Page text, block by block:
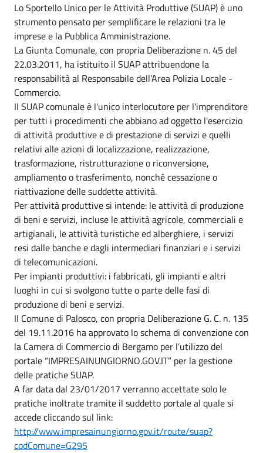
Lo Sportello Unico per le Attività Produttive (SUAP) è uno
strumento pensato per semplificare le relazioni tra le
imprese e la Pubblica Amministrazione.
La Giunta Comunale, con propria Deliberazione n. 45 del
22.03.2011, ha istituito il SUAP attribuendone la
responsabilità al Responsabile dell’Area Polizia Locale -
Commercio.
Il SUAP comunale è l'unico interlocutore per l'imprenditore
per tutti i procedimenti che abbiano ad oggetto l'esercizio
di attività produttive e di prestazione di servizi e quelli
relativi alle azioni di localizzazione, realizzazione,
trasformazione, ristrutturazione o riconversione,
ampliamento o trasferimento, nonché cessazione o
riattivazione delle suddette attività.
Per attività produttive si intende: le attività di produzione
di beni e servizi, incluse le attività agricole, commerciali e
artigianali, le attività turistiche ed alberghiere, i servizi
resi dalle banche e dagli intermediari finanziari e i servizi
di telecomunicazioni.
Per impianti produttivi: i fabbricati, gli impianti e altri
luoghi in cui si svolgono tutte o parte delle fasi di
produzione di beni e servizi.
Il Comune di Palosco, con propria Deliberazione G. C. n. 135
del 19.11.2016 ha approvato lo schema di convenzione con
la Camera di Commercio di Bergamo per l’utilizzo del
portale “IMPRESAINUNGIORNO.GOV.IT” per la gestione
delle pratiche SUAP.
A far data dal 23/01/2017 verranno accettate solo le
pratiche inoltrate tramite il suddetto portale al quale si
accede cliccando sul link:
http://www.impresainungiorno.gov.it/route/suap?
codComune=G295